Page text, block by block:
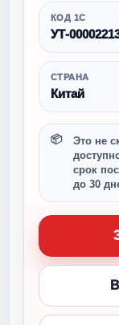
КОД 1С
УТ-
СТРАНА
Китай
Это не
срок
до 30